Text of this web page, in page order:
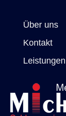
Über uns
Kontakt
Leistungen